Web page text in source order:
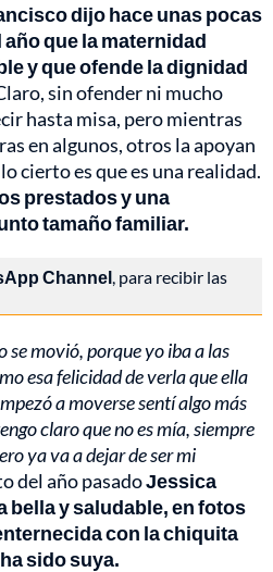
dijo hace unas pocas
que la maternidad
y que ofende la dignidad
sin ofender ni mucho
hasta misa, pero mientras
en algunos, otros la apoyan
cierto es que es una realidad.
prestados y una
tamaño familiar.
Channel, para recibir las
se movió, porque yo iba a las
esa felicidad de verla que ella
a moverse sentí algo más
claro que no es mía, siempre
ya va a dejar de ser mi
del año pasadoJessica
bella y saludable, en fotos
con la chiquita
sido suya.